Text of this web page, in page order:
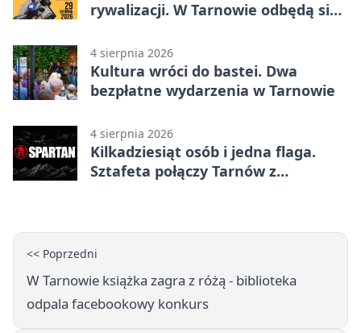
rywalizacji. W Tarnowie odbędą się
4 sierpnia 2026
Kultura wróci do bastei. Dwa
bezpłatne wydarzenia w Tarnowie
4 sierpnia 2026
Kilkadziesiąt osób i jedna flaga.
Sztafeta połączy Tarnów z
<< Poprzedni
W Tarnowie książka zagra z różą - biblioteka
odpala facebookowy konkurs